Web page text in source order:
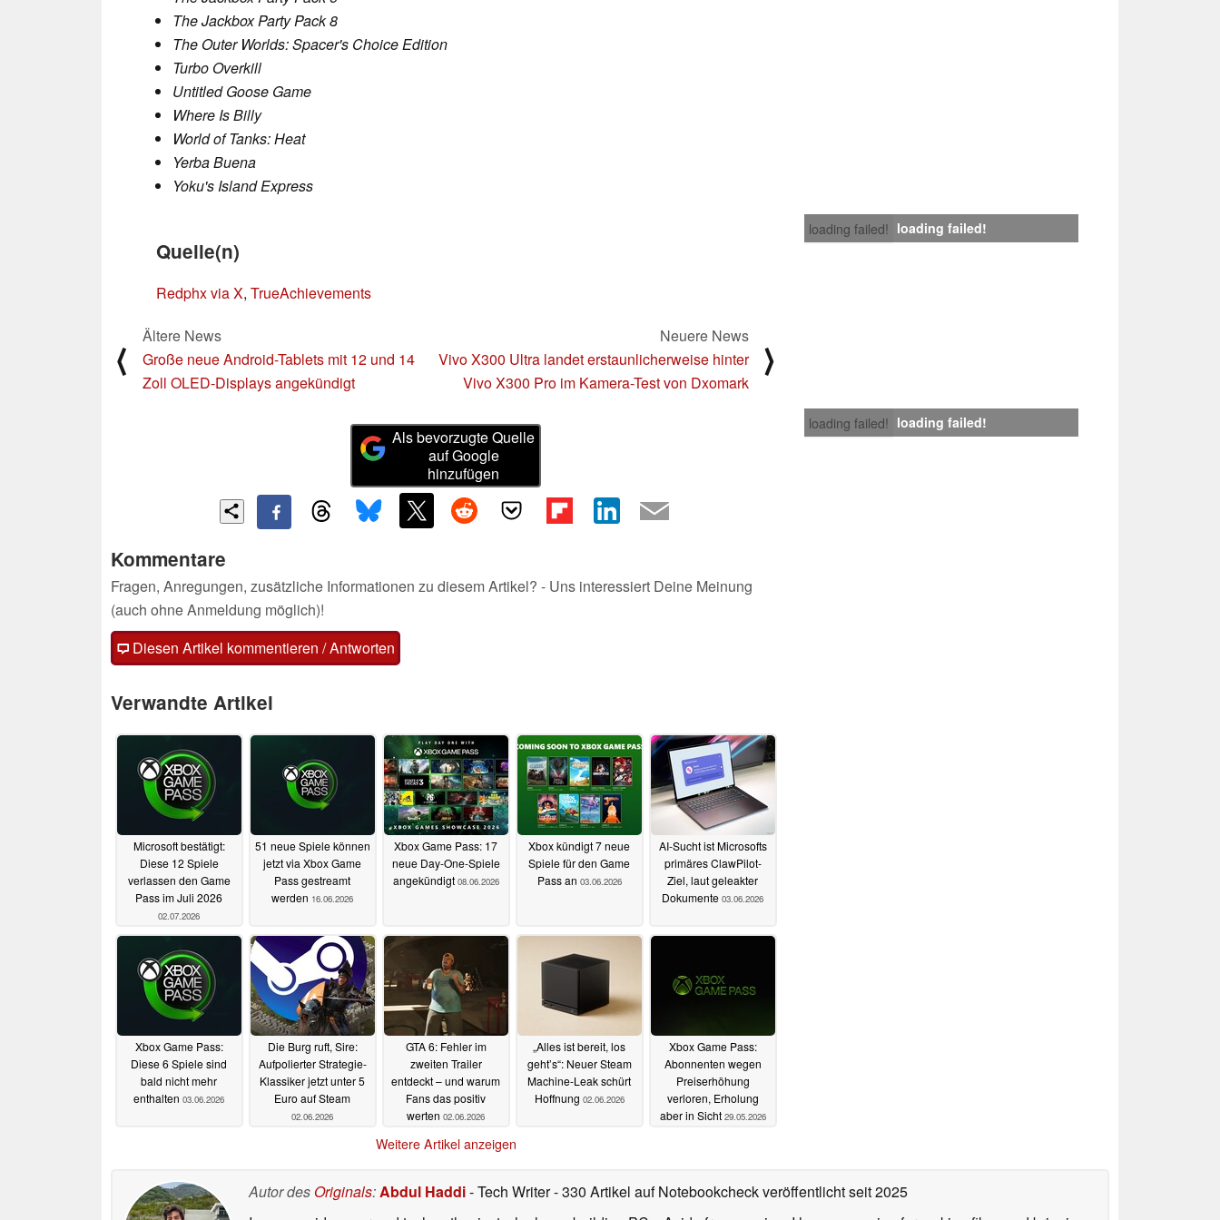
The Jackbox Party Pack 8
The Outer Worlds: Spacer's Choice Edition
Turbo Overkill
Untitled Goose Game
Where Is Billy
World of Tanks: Heat
Yerba Buena
Yoku's Island Express
loading failed! loading failed!
Quelle(n)
Redphx via X, TrueAchievements
⟨
Ältere News
Große neue Android-Tablets mit 12 und 14
Zoll OLED-Displays angekündigt
Neuere News
Vivo X300 Ultra landet erstaunlicherweise hinter
Vivo X300 Pro im Kamera-Test von Dxomark
⟩
loading failed! loading failed!
Als bevorzugte Quelle
auf Google
hinzufügen
Kommentare
Fragen, Anregungen, zusätzliche Informationen zu diesem Artikel? - Uns interessiert Deine Meinung
(auch ohne Anmeldung möglich)!
Diesen Artikel kommentieren / Antworten
Verwandte Artikel
Microsoft bestätigt:
Diese 12 Spiele
verlassen den Game
Pass im Juli 2026
02.07.2026
51 neue Spiele können
jetzt via Xbox Game
Pass gestreamt
werden 16.06.2026
Xbox Game Pass: 17
neue Day-One-Spiele
angekündigt 08.06.2026
Xbox kündigt 7 neue
Spiele für den Game
Pass an 03.06.2026
AI-Sucht ist Microsofts
primäres ClawPilot-
Ziel, laut geleakter
Dokumente 03.06.2026
Xbox Game Pass:
Diese 6 Spiele sind
bald nicht mehr
enthalten 03.06.2026
Die Burg ruft, Sire:
Aufpolierter Strategie-
Klassiker jetzt unter 5
Euro auf Steam
02.06.2026
GTA 6: Fehler im
zweiten Trailer
entdeckt – und warum
Fans das positiv
werten 02.06.2026
„Alles ist bereit, los
geht’s“: Neuer Steam
Machine-Leak schürt
Hoffnung 02.06.2026
Xbox Game Pass:
Abonnenten wegen
Preiserhöhung
verloren, Erholung
aber in Sicht 29.05.2026
Weitere Artikel anzeigen
Autor des Originals:Abdul Haddi- Tech Writer- 330 Artikel auf Notebookcheck veröffentlichtseit 2025